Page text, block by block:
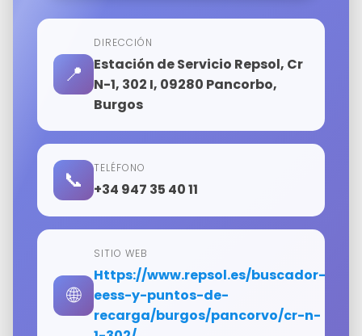
📍
DIRECCIÓN
Estación de Servicio Repsol, Cr
N-1, 302 I, 09280 Pancorbo,
Burgos
📞 TELÉFONO
+34 947 35 40 11
🌐
SITIO WEB
https://www.repsol.es/buscador-
eess-y-puntos-de-
recarga/burgos/pancorvo/cr-n-